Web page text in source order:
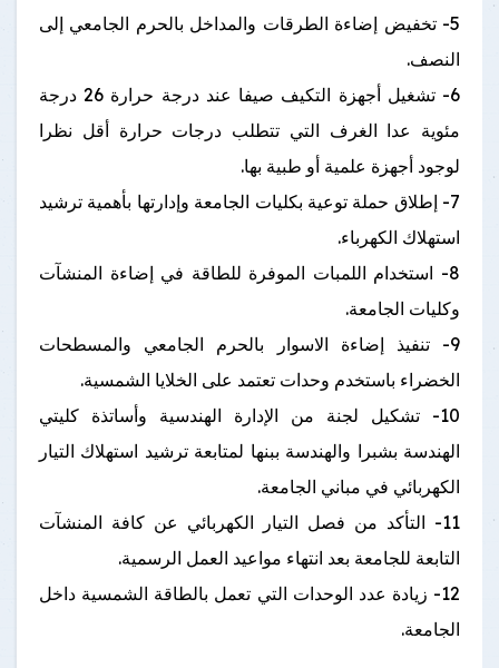
5- تخفيض إضاءة الطرقات والمداخل بالحرم الجامعي إلى
النصف.
6- تشغيل أجهزة التكيف صيفا عند درجة حرارة 26 درجة
مئوية عدا الغرف التي تتطلب درجات حرارة أقل نظرا
لوجود أجهزة علمية أو طبية بها.
7- إطلاق حملة توعية بكليات الجامعة وإدارتها بأهمية ترشيد
استهلاك الكهرباء.
8- استخدام اللمبات الموفرة للطاقة في إضاءة المنشآت
وكليات الجامعة.
9- تنفيذ إضاءة الاسوار بالحرم الجامعي والمسطحات
الخضراء باستخدم وحدات تعتمد على الخلايا الشمسية.
10- تشكيل لجنة من الإدارة الهندسية وأساتذة كليتي
الهندسة بشبرا والهندسة ببنها لمتابعة ترشيد استهلاك التيار
الكهربائي في مباني الجامعة.
11- التأكد من فصل التيار الكهربائي عن كافة المنشآت
التابعة للجامعة بعد انتهاء مواعيد العمل الرسمية.
12- زيادة عدد الوحدات التي تعمل بالطاقة الشمسية داخل
الجامعة.